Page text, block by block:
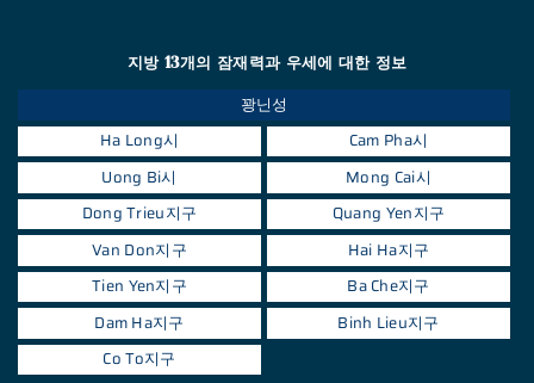
지방 13개의 잠재력과 우세에 대한 정보
꽝닌성
Ha Long시
Cam Pha시
Uong Bi시
Mong Cai시
Dong Trieu지구
Quang Yen지구
Van Don지구
Hai Ha지구
Tien Yen지구
Ba Che지구
Dam Ha지구
Binh Lieu지구
Co To지구